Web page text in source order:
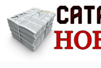
вмісту